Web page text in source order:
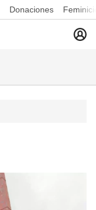
Donaciones